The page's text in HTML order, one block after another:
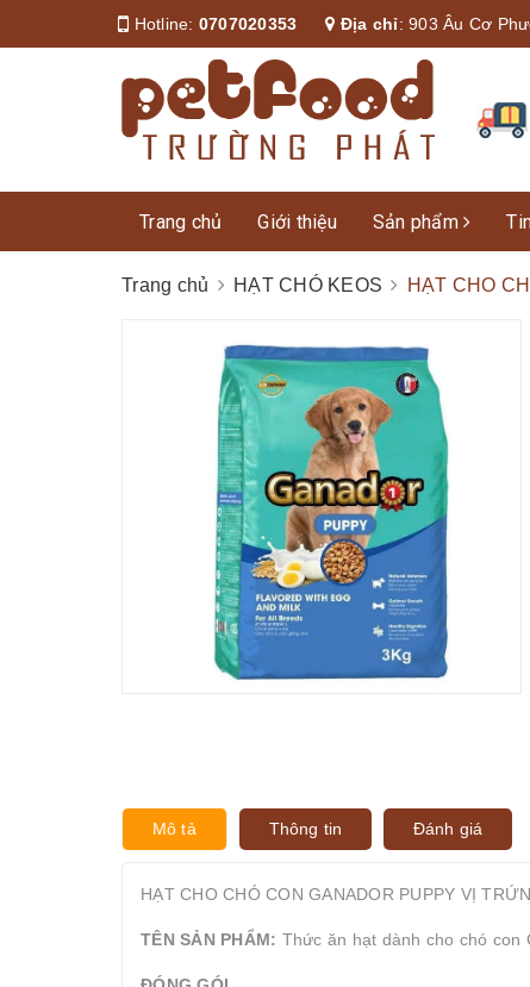
Hotline: 0707020353 Địa chỉ: 903 Âu Cơ
Trang chủ Giới thiệu Sản phẩm
Trang chủ HẠT CHÓ KEOS HẠT CHO
Mô tả Thông tin Đánh giá
HẠT CHO CHÓ CON GANADOR PUPPY VỊ
TÊN SẢN PHẨM: Thức ăn hạt dành cho chó con